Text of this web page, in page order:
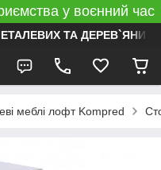
у воєнний час
ТА ДЕРЕВ`ЯНИХ
меблі лофт Kompred